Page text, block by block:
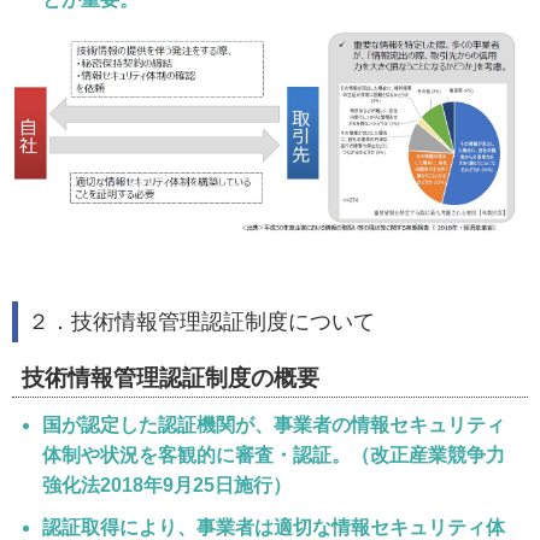
２．技術情報管理認証制度について
技術情報管理認証制度の概要
国が認定した認証機関が、事業者の情報セキュリティ
体制や状況を客観的に審査・認証。（改正産業競争力
強化法2018年9月25日施行）
認証取得により、事業者は適切な情報セキュリティ体